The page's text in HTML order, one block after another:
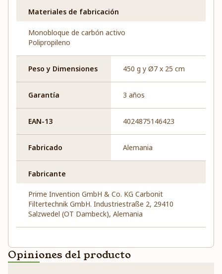
Materiales de fabricación
Monobloque de carbón activo
Polipropileno
Peso y Dimensiones 450 g y Ø7 x 25 cm
Garantía 3 años
EAN-13 4024875146423
Fabricado Alemania
Fabricante
Prime Invention GmbH & Co. KG Carbonit
Filtertechnik GmbH. Industriestraße 2, 29410
Salzwedel (OT Dambeck), Alemania
Opiniones del producto